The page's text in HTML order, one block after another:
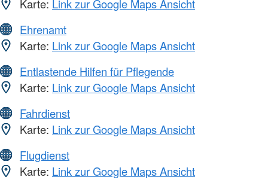
Karte: Link zur Google Maps Ansicht
Ehrenamt
Karte: Link zur Google Maps Ansicht
Entlastende Hilfen für Pflegende
Karte: Link zur Google Maps Ansicht
Fahrdienst
Karte: Link zur Google Maps Ansicht
Flugdienst
Karte: Link zur Google Maps Ansicht